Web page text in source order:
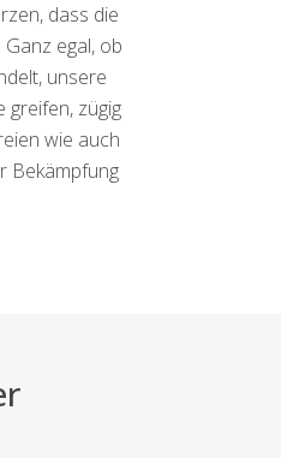
dass die
egal, ob
unsere
zügig
wie auch
Bekämpfung